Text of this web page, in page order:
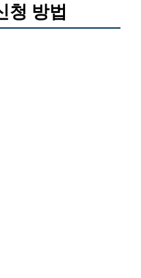
청 방법